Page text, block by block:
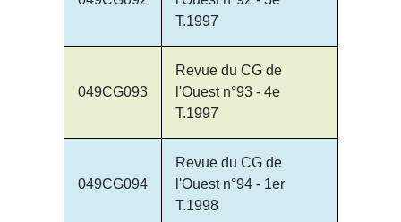
T.1997
049CG093
Revue du CG de
l'Ouest n°93 - 4e
T.1997
049CG094
Revue du CG de
l'Ouest n°94 - 1er
T.1998